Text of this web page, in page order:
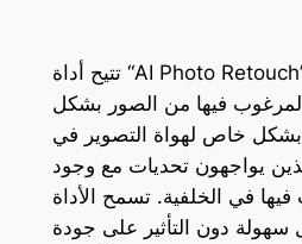
تتيح أداة “AI Photo Retouch” للمستخدمين إمكانية
المرغوب فيها من الصور بشكل
خاص لهواة التصوير في
يواجهون تحديات مع وجود
في الخلفية. تسمح الأداة
سهولة دون التأثير على جودة